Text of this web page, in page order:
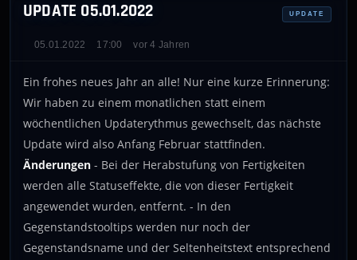
UPDATE 05.01.2022 UPDATE
05.01.2022 17:00 vor 4 Jahren
Ein frohes neues Jahr an alle! Nur eine kurze Erinnerung:
Wir haben zu einem monatlichen statt einem
wöchentlichen Updaterythmus gewechselt, das nächste
Update wird also Anfang Februar stattfinden.
Änderungen - Bei der Herabstufung von Fertigkeiten
werden alle Statuseffekte, die von dieser Fertigkeit
angewendet wurden, entfernt. - In den
Gegenstandstooltips werden nur noch der
Gegenstandsname und der Seltenheitstext entsprechend